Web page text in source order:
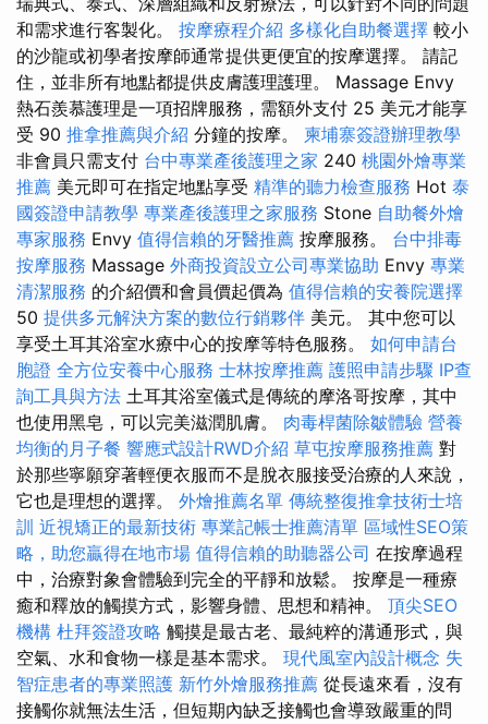
和需求進行客製化。 按摩療程介紹 多樣化自助餐選擇 較小
的沙龍或初學者按摩師通常提供更便宜的按摩選擇。 請記
住，並非所有地點都提供皮膚護理護理。 Massage Envy
熱石羨慕護理是一項招牌服務，需額外支付 25 美元才能享
受 90 推拿推薦與介紹 分鐘的按摩。 柬埔寨簽證辦理教學
非會員只需支付 台中專業產後護理之家 240 桃園外燴專業
推薦 美元即可在指定地點享受 精準的聽力檢查服務 Hot 泰
國簽證申請教學 專業產後護理之家服務 Stone 自助餐外燴
專家服務 Envy 值得信賴的牙醫推薦 按摩服務。 台中排毒
按摩服務 Massage 外商投資設立公司專業協助 Envy 專業
清潔服務 的介紹價和會員價起價為 值得信賴的安養院選擇
50 提供多元解決方案的數位行銷夥伴 美元。 其中您可以
享受土耳其浴室水療中心的按摩等特色服務。 如何申請台
胞證 全方位安養中心服務 士林按摩推薦 護照申請步驟 IP查
詢工具與方法 土耳其浴室儀式是傳統的摩洛哥按摩，其中
也使用黑皂，可以完美滋潤肌膚。 肉毒桿菌除皺體驗 營養
均衡的月子餐 響應式設計RWD介紹 草屯按摩服務推薦 對
於那些寧願穿著輕便衣服而不是脫衣服接受治療的人來說，
它也是理想的選擇。 外燴推薦名單 傳統整復推拿技術士培
訓 近視矯正的最新技術 專業記帳士推薦清單 區域性SEO策
略，助您贏得在地市場 值得信賴的助聽器公司 在按摩過程
中，治療對象會體驗到完全的平靜和放鬆。 按摩是一種療
癒和釋放的觸摸方式，影響身體、思想和精神。 頂尖SEO
機構 杜拜簽證攻略 觸摸是最古老、最純粹的溝通形式，與
空氣、水和食物一樣是基本需求。 現代風室內設計概念 失
智症患者的專業照護 新竹外燴服務推薦 從長遠來看，沒有
接觸你就無法生活，但短期內缺乏接觸也會導致嚴重的問